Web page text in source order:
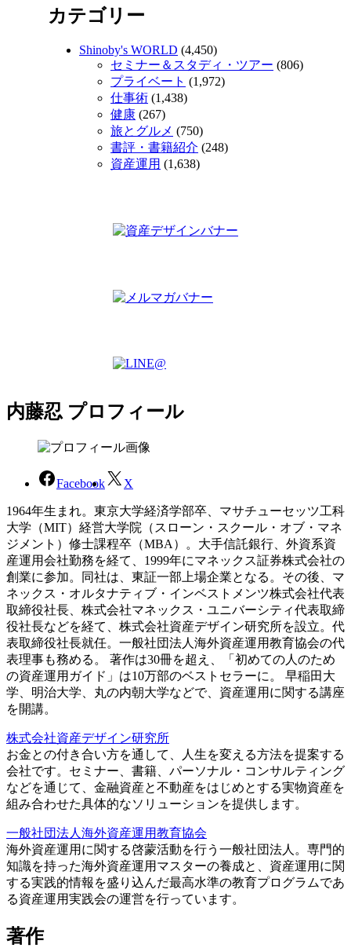
カテゴリー
Shinoby's WORLD (4,450)
セミナー＆スタディ・ツアー (806)
プライベート (1,972)
仕事術 (1,438)
健康 (267)
旅とグルメ (750)
書評・書籍紹介 (248)
資産運用 (1,638)
内藤忍 プロフィール
Facebook X
1964年生まれ。東京大学経済学部卒、マサチューセッツ工科
大学（MIT）経営大学院（スローン・スクール・オブ・マネ
ジメント）修士課程卒（MBA）。大手信託銀行、外資系資
産運用会社勤務を経て、1999年にマネックス証券株式会社の
創業に参加。同社は、東証一部上場企業となる。その後、マ
ネックス・オルタナティブ・インベストメンツ株式会社代表
取締役社長、株式会社マネックス・ユニバーシティ代表取締
役社長などを経て、株式会社資産デザイン研究所を設立。代
表取締役社長就任。一般社団法人海外資産運用教育協会の代
表理事も務める。 著作は30冊を超え、「初めての人のため
の資産運用ガイド」は10万部のベストセラーに。 早稲田大
学、明治大学、丸の内朝大学などで、資産運用に関する講座
を開講。
株式会社資産デザイン研究所
お金との付き合い方を通して、人生を変える方法を提案する
会社です。セミナー、書籍、パーソナル・コンサルティング
などを通じて、金融資産と不動産をはじめとする実物資産を
組み合わせた具体的なソリューションを提供します。
一般社団法人海外資産運用教育協会
海外資産運用に関する啓蒙活動を行う一般社団法人。専門的
知識を持った海外資産運用マスターの養成と、資産運用に関
する実践的情報を盛り込んだ最高水準の教育プログラムであ
る資産運用実践会の運営を行っています。
著作